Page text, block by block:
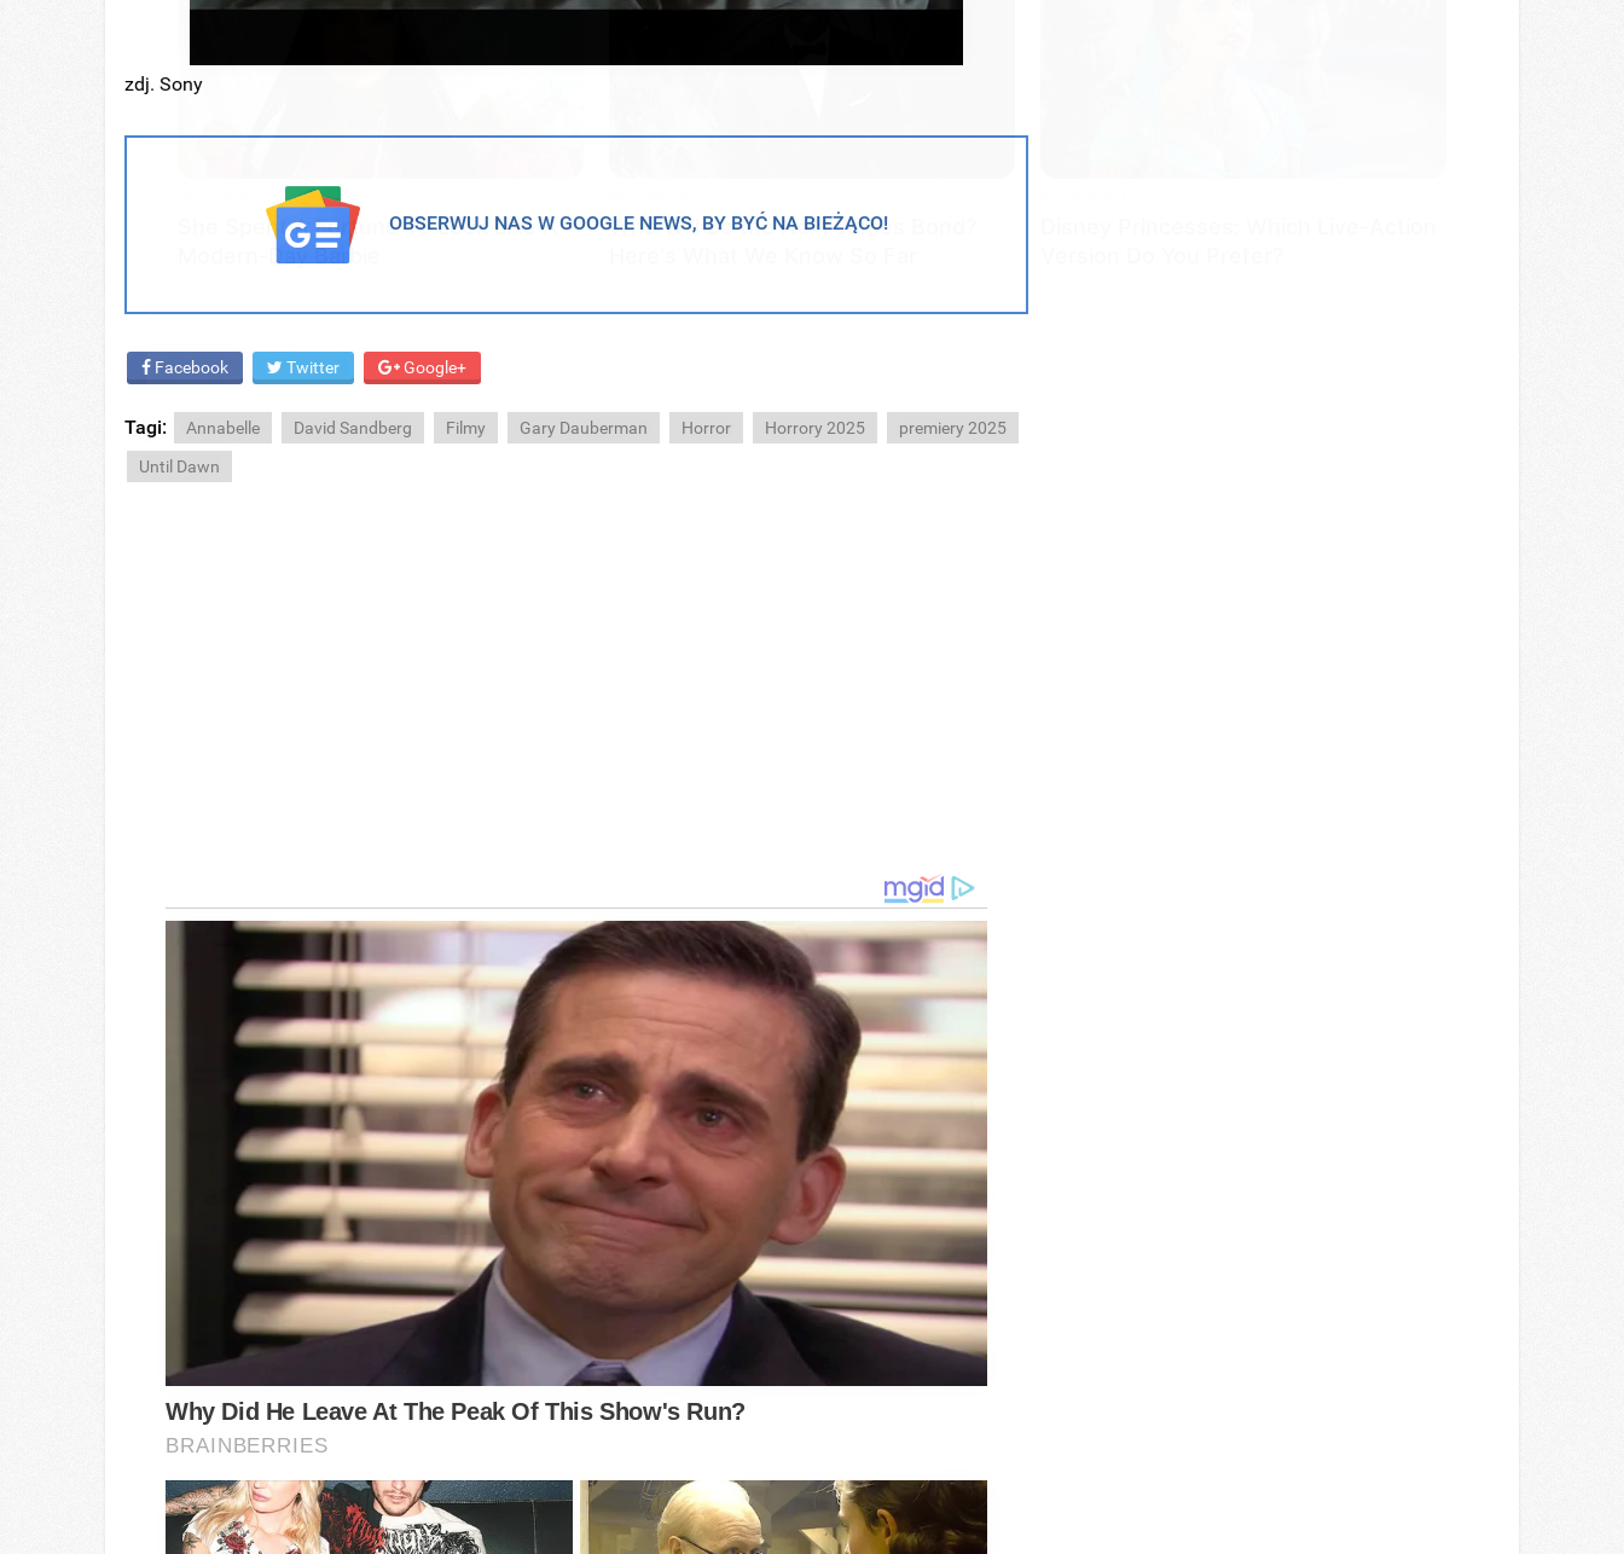
zdj. Sony
OBSERWUJ NAS W GOOGLE NEWS, BY BYĆ NA BIEŻĄCO!
Facebook Twitter Google+
Tagi: Annabelle David Sandberg Filmy Gary Dauberman Horror Horrory 2025
premiery 2025
Until Dawn
She Spent A Fortune To Look Like A
Modern-Day Barbie
Who Will Be the Next James Bond?
HABERION
15 Celebrities Who Are In Jail Right
Now. You'll Be Surprised!
BUZZ DAY
Remember Tiger's Ex-Wife? Try Not
To Smile When You See Her Now
RADAR MEDIA BUZZ DAY